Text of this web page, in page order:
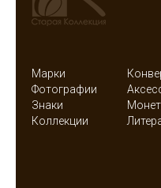
Марки
Фотографии
Знаки
Коллекции